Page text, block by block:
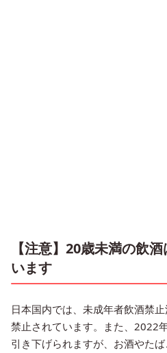
【注意】20歳未満の飲
います
日本国内では、未成年者飲酒禁
禁止されています。また、2022
引き下げられますが、お酒やた